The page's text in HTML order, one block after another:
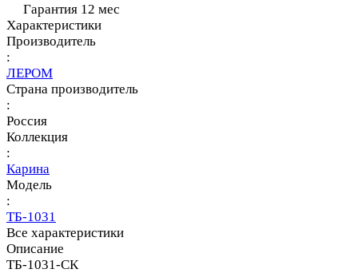
Гарантия 12 мес
Характеристики
Производитель
:
ЛЕРОМ
Страна производитель
:
Россия
Коллекция
:
Карина
Модель
:
ТБ-1031
Все характеристики
Описание
ТБ-1031-СК